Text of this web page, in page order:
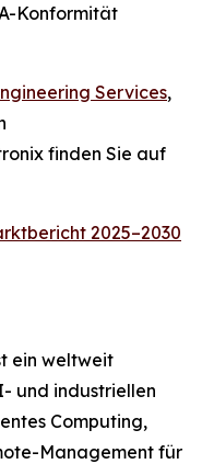
Konformität
Services,
finden Sie auf
2025–2030
ein weltweit
und industriellen
Computing,
Management für